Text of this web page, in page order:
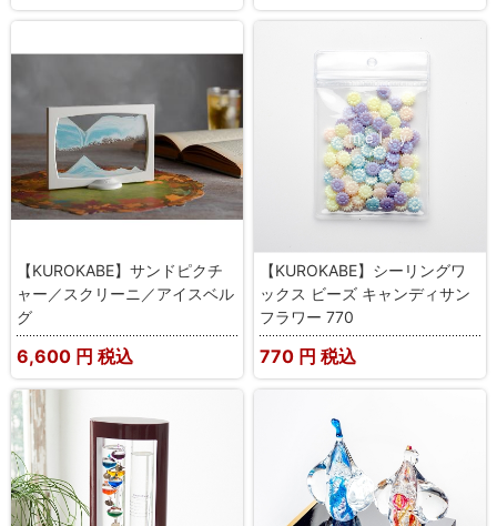
【KUROKABE】サンドピクチ
ャー／スクリーニ／アイスベル
グ
6,600 円 税込
【KUROKABE】シーリングワ
ックス ビーズ キャンディサン
フラワー 770
770 円 税込